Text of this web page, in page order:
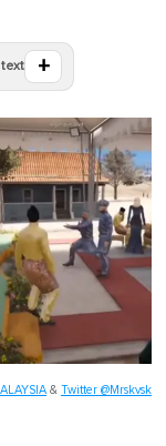
text +
& Twitter @Mrskvsk